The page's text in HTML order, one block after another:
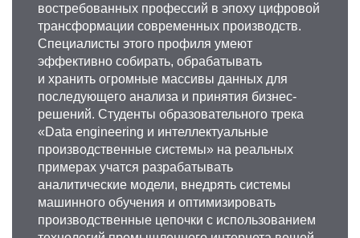
Эксперт в области устойчивого развития,
экологической и индустриальной интеграции,
инновационных экосистем и стратегии
ресурсной эффективности. Специализируется
на формировании новых концепций экономики
замкнутого цикла и экологически
ориентированных технологических решений.
Имеет международные сертификаты IELTS,
TOEIC, участник программ профессионального
развития в ведущих учебных центрах, таких
как Университет Айовы и Кембриджский
университет. Успешно интегрирует
международные стандарты и инновационные
востребованных профессий в эпоху цифровой
трансформации современных производств.
Специалисты этого профиля умеют
эффективно собирать, обрабатывать
и хранить огромные массивы данных для
последующего анализа и принятия бизнес-
решений. Студенты образовательного трека
«Data engineering и интеллектуальные
производственные системы» на реальных
примерах учатся разрабатывать
аналитические модели, внедрять системы
машинного обучения и оптимизировать
производственные цепочки с использованием